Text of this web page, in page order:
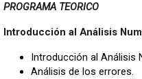
PROGRAMA TEORICO
Introducción al Análisis
Introducción al Análisis
Análisis de los errores.